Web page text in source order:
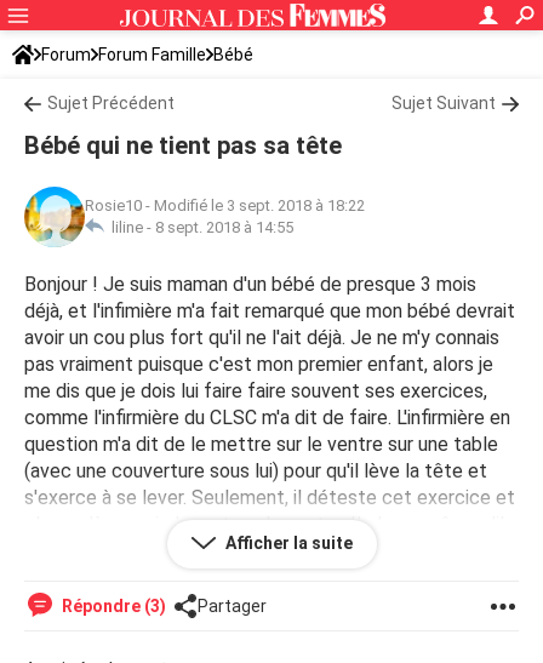
Forum Forum Famille Bébé
Sujet Précédent Sujet Suivant
Bébé qui ne tient pas sa tête
Rosie10 - Modifié le 3 sept. 2018 à 18:22
liline - 8 sept. 2018 à 14:55
Bonjour ! Je suis maman d'un bébé de presque 3 mois
déjà, et l'infimière m'a fait remarqué que mon bébé devrait
avoir un cou plus fort qu'il ne l'ait déjà. Je ne m'y connais
pas vraiment puisque c'est mon premier enfant, alors je
me dis que je dois lui faire faire souvent ses exercices,
comme l'infirmière du CLSC m'a dit de faire. L'infirmière en
question m'a dit de le mettre sur le ventre sur une table
(avec une couverture sous lui) pour qu'il lève la tête et
s'exerce à se lever. Seulement, il déteste cet exercice et
pleure dès que je le met sur le ventre. Il pleure même s'il
est sur moi. Je ne sais pas quoi faire pour qu'il puisse
Afficher la suite
Répondre (3) Partager